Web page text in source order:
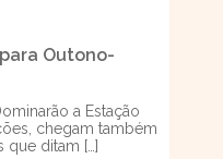
Outono-
a Estação
chegam também
que ditam […]